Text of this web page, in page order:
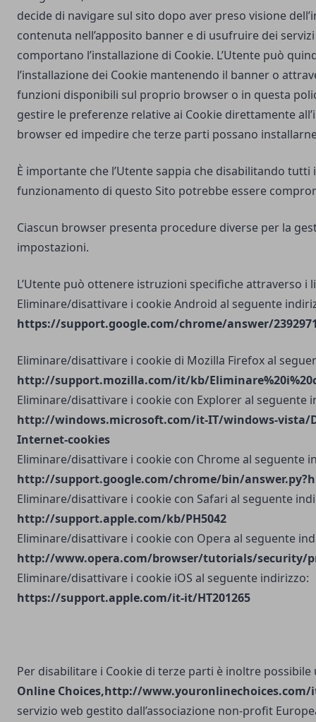
decide di navigare sul sito dopo aver preso visione
contenuta nell’apposito banner e di usufruire dei
comportano l’installazione di Cookie. L’Utente può
l’installazione dei Cookie mantenendo il banner o
funzioni disponibili sul proprio browser o in questa
gestire le preferenze relative ai Cookie direttamente
browser ed impedire che terze parti possano
È importante che l’Utente sappia che disabilitando tutti
funzionamento di questo Sito potrebbe essere
Ciascun browser presenta procedure diverse per la
impostazioni.
L’Utente può ottenere istruzioni specifiche attraverso i
Eliminare/disattivare i cookie Android al seguente
https://support.google.com/chrome/answer/
Eliminare/disattivare i cookie di Mozilla Firefox al
http://support.mozilla.com/it/kb/
Eliminare/disattivare i cookie con Explorer al seguente
http://windows.microsoft.com/it-IT/windows-vista/
Internet-cookies
Eliminare/disattivare i cookie con Chrome al seguente
http://support.google.com/chrome/bin/
Eliminare/disattivare i cookie con Safari al seguente
http://support.apple.com/kb/PH5042
Eliminare/disattivare i cookie con Opera al seguente
http://www.opera.com/browser/tutorials/security/
Eliminare/disattivare i cookie iOS al seguente indirizzo:
https://support.apple.com/it-it/HT201265
Per disabilitare i Cookie di terze parti è inoltre
Online Choices,http://www.youronlinechoices.com/
servizio web gestito dall’associazione non-profit